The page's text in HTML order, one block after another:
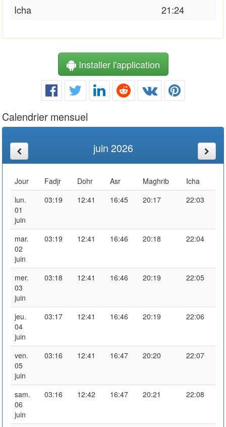
Icha
21:24
Installer l'application
Calendrier mensuel
juin 2026
Jour Fadjr Dohr Asr Maghrib
Icha
lun.
01
juin
03:19 12:41 16:45 20:17 22:03
mar.
02
juin
03:19 12:41 16:46 20:18 22:04
mer.
03
juin
03:18 12:41 16:46 20:19 22:05
jeu.
04
juin
03:17 12:41 16:46 20:19 22:06
ven.
05
juin
03:16 12:41 16:47 20:20 22:07
sam.
06
juin
03:16 12:42 16:47 20:21 22:08